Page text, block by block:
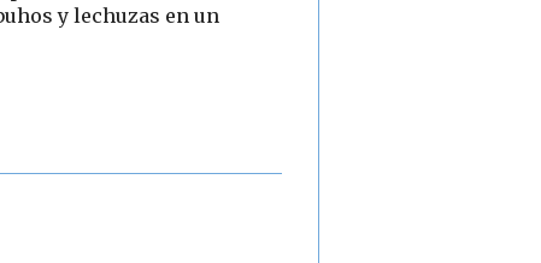
y lechuzas en un